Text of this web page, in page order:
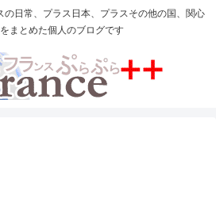
の日常、プラス日本、プラスその他の国、関心
まとめた個人のブログです